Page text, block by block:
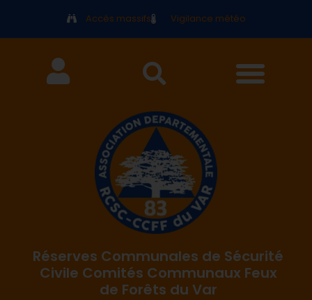
Accès massifs Vigilance météo
Réserves Communales de Sécurité
Civile Comités Communaux Feux
de Forêts du Var